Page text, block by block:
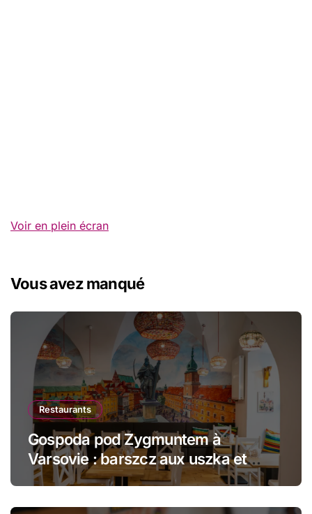
Voir en plein écran
Vous avez manqué
Restaurants
Gospoda pod Zygmuntem à
Varsovie : barszcz aux uszka et
pierogi face au Château Royal